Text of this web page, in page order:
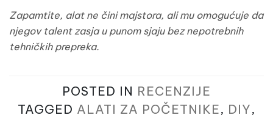
Zapamtite, alat ne čini majstora, ali mu omogućuje da
njegov talent zasja u punom sjaju bez nepotrebnih
tehničkih prepreka.
POSTED IN RECENZIJE
TAGGED ALATI ZA POČETNIKE, DIY,